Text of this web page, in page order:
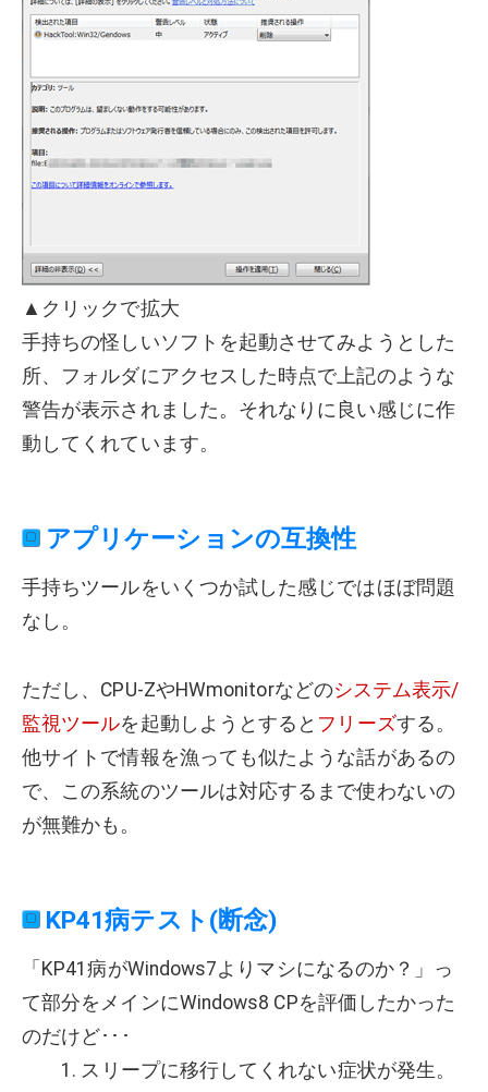
▲クリックで拡大
手持ちの怪しいソフトを起動させてみようとした
所、フォルダにアクセスした時点で上記のような
警告が表示されました。それなりに良い感じに作
動してくれています。
アプリケーションの互換性
手持ちツールをいくつか試した感じではほぼ問題
なし。
ただし、CPU-ZやHWmonitorなどのシステム表示/
監視ツールを起動しようとすると フリーズする。
他サイトで情報を漁っても似たような話があるの
で、この系統のツールは対応するまで使わないの
が無難かも。
KP41病テスト(断念)
「KP41病がWindows7よりマシになるのか？」っ
て部分をメインにWindows8 CPを評価したかった
のだけど･･･
1. スリープに移行してくれない症状が発生。